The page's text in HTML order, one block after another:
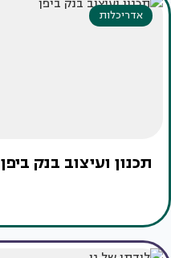
אדריכלות
תכנון ועיצוב בנק ביפן